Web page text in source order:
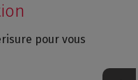
pour vous